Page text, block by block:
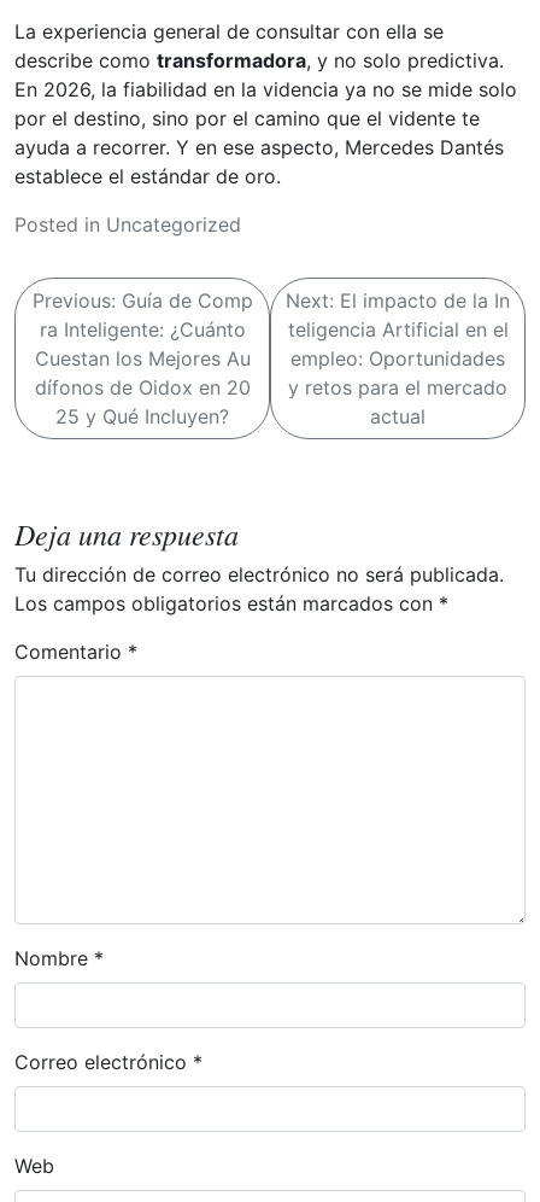
La experiencia general de consultar con ella se
describe como transformadora, y no solo predictiva.
En 2026, la fiabilidad en la videncia ya no se mide solo
por el destino, sino por el camino que el vidente te
ayuda a recorrer. Y en ese aspecto, Mercedes Dantés
establece el estándar de oro.
Posted in Uncategorized
N
e
g
i
ó
n
d
e
a
s
Previous: Guía de Comp
ra Inteligente: ¿Cuánto
Cuestan los Mejores Au
dífonos de Oidox en 20
25 y Qué Incluyen?
Next: El impacto de la In
teligencia Artificial en el
empleo: Oportunidades
y retos para el mercado
actual
Deja una respuesta
Tu dirección de correo electrónico no será publicada.
Los campos obligatorios están marcados con *
Comentario *
Nombre *
Correo electrónico *
Web